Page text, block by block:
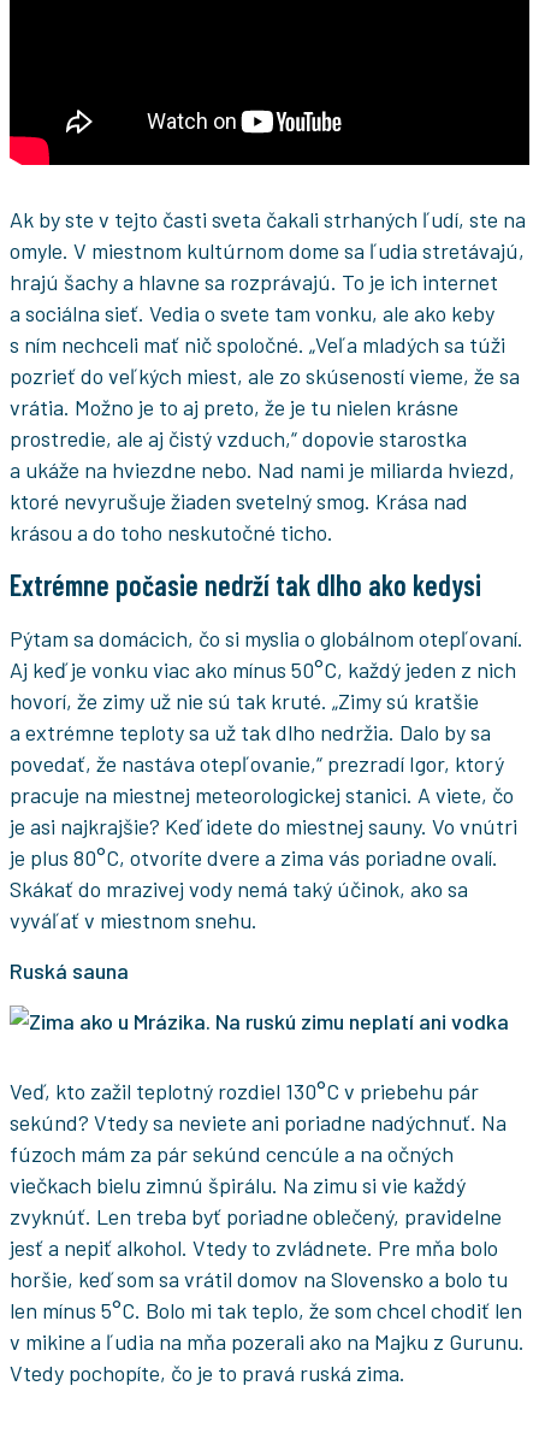
Ak by ste v tejto časti sveta čakali strhaných ľudí, ste na
omyle. V miestnom kultúrnom dome sa ľudia stretávajú,
hrajú šachy a hlavne sa rozprávajú. To je ich internet
a sociálna sieť. Vedia o svete tam vonku, ale ako keby
s ním nechceli mať nič spoločné. „Veľa mladých sa túži
pozrieť do veľkých miest, ale zo skúseností vieme, že sa
vrátia. Možno je to aj preto, že je tu nielen krásne
prostredie, ale aj čistý vzduch,“ dopovie starostka
a ukáže na hviezdne nebo. Nad nami je miliarda hviezd,
ktoré nevyrušuje žiaden svetelný smog. Krása nad
krásou a do toho neskutočné ticho.
Extrémne počasie nedrží tak dlho ako kedysi
Pýtam sa domácich, čo si myslia o globálnom otepľovaní.
Aj keď je vonku viac ako mínus 50°C, každý jeden z nich
hovorí, že zimy už nie sú tak kruté. „Zimy sú kratšie
a extrémne teploty sa už tak dlho nedržia. Dalo by sa
povedať, že nastáva otepľovanie,“ prezradí Igor, ktorý
pracuje na miestnej meteorologickej stanici. A viete, čo
je asi najkrajšie? Keď idete do miestnej sauny. Vo vnútri
je plus 80°C, otvoríte dvere a zima vás poriadne ovalí.
Skákať do mrazivej vody nemá taký účinok, ako sa
vyváľať v miestnom snehu.
Ruská sauna
Veď, kto zažil teplotný rozdiel 130°C v priebehu pár
sekúnd? Vtedy sa neviete ani poriadne nadýchnuť. Na
fúzoch mám za pár sekúnd cencúle a na očných
viečkach bielu zimnú špirálu. Na zimu si vie každý
zvyknúť. Len treba byť poriadne oblečený, pravidelne
jesť a nepiť alkohol. Vtedy to zvládnete. Pre mňa bolo
horšie, keď som sa vrátil domov na Slovensko a bolo tu
len mínus 5°C. Bolo mi tak teplo, že som chcel chodiť len
v mikine a ľudia na mňa pozerali ako na Majku z Gurunu.
Vtedy pochopíte, čo je to pravá ruská zima.